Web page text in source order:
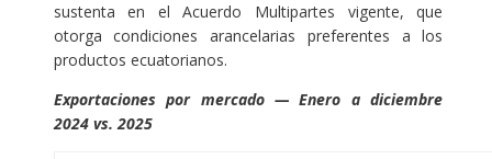
sustenta en el Acuerdo Multipartes vigente, que
otorga condiciones arancelarias preferentes a los
productos ecuatorianos.
Exportaciones por mercado — Enero a diciembre
2024 vs. 2025